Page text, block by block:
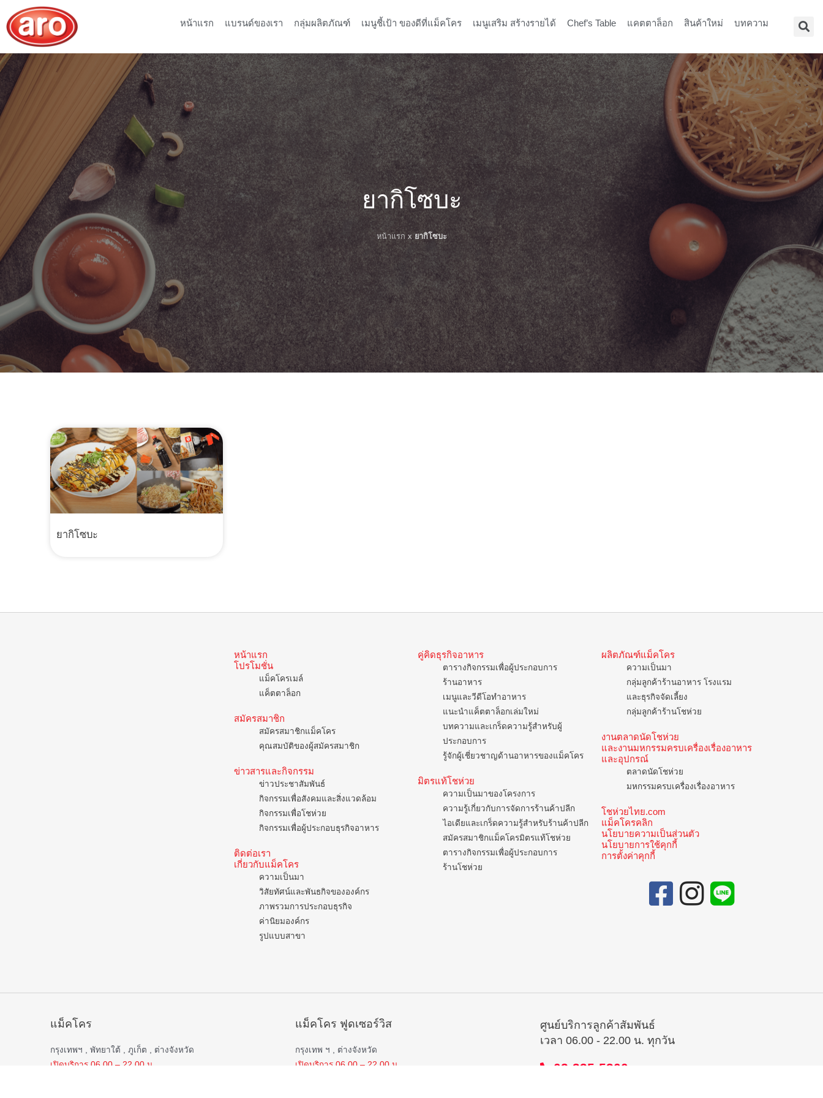
หน้าแรก แบรนด์ของเรา กลุ่มผลิตภัณฑ์ เมนูชี้เป้า ของดีที่แม็คโคร เมนูเสริม สร้างรายได้ Chef’s Table แคตตาล็อก สินค้าใหม่ บทความ
ยากิโซบะ
หน้าแรกx ยากิโซบะ
ยากิโซบะ
หน้าแรก
โปรโมชั่น
แม็คโครเมล์
แค็ตตาล็อก
สมัครสมาชิก
สมัครสมาชิกแม็คโคร
คุณสมบัติของผู้สมัครสมาชิก
ข่าวสารและกิจกรรม
ข่าวประชาสัมพันธ์
กิจกรรมเพื่อสังคมและสิ่งแวดล้อม
กิจกรรมเพื่อโชห่วย
กิจกรรมเพื่อผู้ประกอบธุรกิจอาหาร
ติดต่อเรา
เกี่ยวกับแม็คโคร
ความเป็นมา
วิสัยทัศน์และพันธกิจขององค์กร
ภาพรวมการประกอบธุรกิจ
ค่านิยมองค์กร
รูปแบบสาขา
คู่คิดธุรกิจอาหาร
ตารางกิจกรรมเพื่อผู้ประกอบการ
ร้านอาหาร
เมนูและวีดีโอทำอาหาร
แนะนำแค็ตตาล็อกเล่มใหม่
บทความและเกร็ดความรู้สำหรับผู้
ประกอบการ
รู้จักผู้เชี่ยวชาญด้านอาหารของแม็คโคร
มิตรแท้โชห่วย
ความเป็นมาของโครงการ
ความรู้เกี่ยวกับการจัดการร้านค้าปลีก
ไอเดียและเกร็ดความรู้สำหรับร้านค้าปลีก
สมัครสมาชิกแม็คโครมิตรแท้โชห่วย
ตารางกิจกรรมเพื่อผู้ประกอบการ
ร้านโชห่วย
ผลิตภัณฑ์แม็คโคร
ความเป็นมา
กลุ่มลูกค้าร้านอาหาร โรงแรม
และธุรกิจจัดเลี้ยง
กลุ่มลูกค้าร้านโชห่วย
งานตลาดนัดโชห่วย
และงานมหกรรมครบเครื่องเรื่องอาหาร
และอุปกรณ์
ตลาดนัดโชห่วย
มหกรรมครบเครื่องเรื่องอาหาร
โชห่วยไทย.com
แม็คโครคลิก
นโยบายความเป็นส่วนตัว
นโยบายการใช้คุกกี้
การตั้งค่าคุกกี้
แม็คโคร
กรุงเทพฯ , พัทยาใต้ , ภูเก็ต , ต่างจังหวัด
เปิดบริการ 06.00 – 22.00 น.
แม็คโคร ฟูดเซอร์วิส
กรุงเทพ ฯ , ต่างจังหวัด
เปิดบริการ 06.00 – 22.00 น.
ศูนย์บริการลูกค้าสัมพันธ์
เวลา 06.00 - 22.00 น. ทุกวัน
02-335-5300